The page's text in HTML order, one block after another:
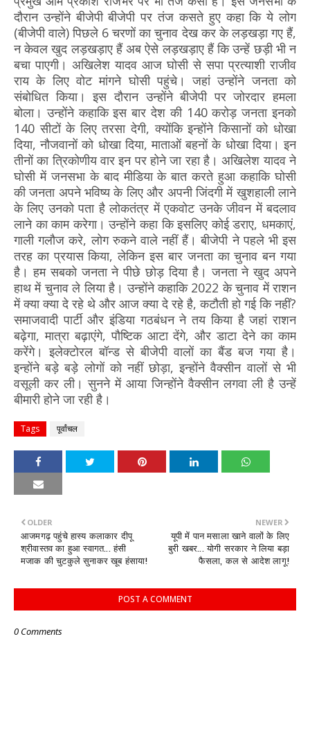
दौरान उन्होंने बीजेपी बीजेपी पर तंज कसते हुए कहा कि ये लोग
(बीजेपी वाले) पिछले 6 चरणों का चुनाव देख कर के लड़खड़ा गए हैं,
न केवल खुद लड़खड़ाए हैं अब ऐसे लड़खड़ाए हैं कि उन्हें छड़ी भी न
बचा पाएगी। अखिलेश यादव आज घोसी से सपा प्रत्याशी राजीव
राय के लिए वोट मांगने घोसी पहुंचे। जहां उन्होंने जनता को
संबोधित किया। इस दौरान उन्होंने बीजेपी पर जोरदार हमला
बोला। उन्होंने कहाकि इस बार देश की 140 करोड़ जनता इनको
140 सीटों के लिए तरसा देगी, क्योंकि इन्होंने किसानों को धोखा
दिया, नौजवानों को धोखा दिया, माताओं बहनों के धोखा दिया। इन
तीनों का त्रिकोणीय वार इन पर होने जा रहा है। अखिलेश यादव ने
घोसी में जनसभा के बाद मीडिया के बात करते हुआ कहाकि घोसी
की जनता अपने भविष्य के लिए और अपनी जिंदगी में खुशहाली लाने
के लिए उनको पता है लोकतंत्र में एकवोट उनके जीवन में बदलाव
लाने का काम करेगा। उन्होंने कहा कि इसलिए कोई डराए, धमकाएं,
गाली गलौज करे, लोग रुकने वाले नहीं हैं। बीजेपी ने पहले भी इस
तरह का प्रयास किया, लेकिन इस बार जनता का चुनाव बन गया
है। हम सबको जनता ने पीछे छोड़ दिया है। जनता ने खुद अपने
हाथ में चुनाव ले लिया है। उन्होंने कहाकि 2022 के चुनाव में राशन
में क्या क्या दे रहे थे और आज क्या दे रहे है, कटौती हो गई कि नहीं?
समाजवादी पार्टी और इंडिया गठबंधन ने तय किया है जहां राशन
बढ़ेगा, मात्रा बढ़ाएंगे, पौष्टिक आटा देंगे, और डाटा देने का काम
करेंगे। इलेक्टोरल बॉन्ड से बीजेपी वालों का बैंड बज गया है।
इन्होंने बड़े बड़े लोगों को नहीं छोड़ा, इन्होंने वैक्सीन वालों से भी
वसूली कर ली। सुनने में आया जिन्होंने वैक्सीन लगवा ली है उन्हें
बीमारी होने जा रही है।
Tags पूर्वांचल
NEWER
यूपी में पान मसाला खाने वालों के लिए
बुरी खबर... योगी सरकार ने लिया बड़ा
फैसला, कल से आदेश लागू!
OLDER
आजमगढ़ पहुंचे हास्य कलाकार दीपू
श्रीवास्तव का हुआ स्वागत... हंसी
मजाक की चुटकुले सुनाकर खूब हंसाया!
POST A COMMENT
0 Comments